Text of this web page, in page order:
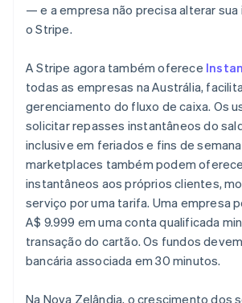
— e a empresa não precisa alterar
o Stripe.
A Stripe agora também oferece
todas as empresas na Austrália,
gerenciamento do fluxo de caixa. Os
solicitar repasses instantâneos do
inclusive em feriados e fins de
marketplaces também podem
instantâneos aos próprios clientes,
serviço por uma tarifa. Uma empresa
A$ 9.999 em uma conta qualificada
transação do cartão. Os fundos
bancária associada em 30 minutos.
Na Nova Zelândia, o crescimento dos
Bélgica
Nederlands
Brasil
Bulgária
English
Canadá
EnglishFrançais
China continental
简体中文 English
Chipre
English
Croácia
EnglishItaliano
Dinamarca
English
Emirados Árabes Unidos